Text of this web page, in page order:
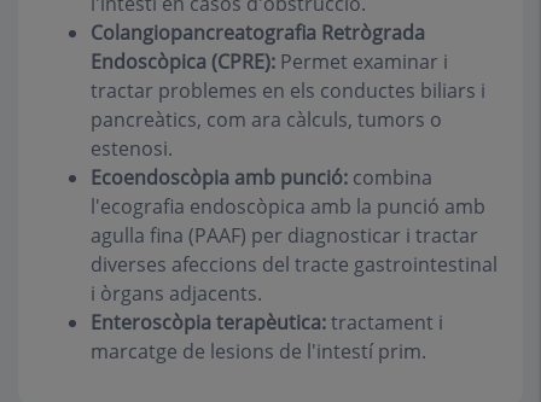
Colangiopancreatografia Retrògrada
Endoscòpica (CPRE): Permet examinar i
tractar problemes en els conductes biliars i
pancreàtics, com ara càlculs, tumors o
estenosi.
Ecoendoscòpia amb punció: combina
l'ecografia endoscòpica amb la punció amb
agulla fina (PAAF) per diagnosticar i tractar
diverses afeccions del tracte gastrointestinal
i òrgans adjacents.
Enteroscòpia terapèutica:tractament i
marcatge de lesions de l'intestí prim.